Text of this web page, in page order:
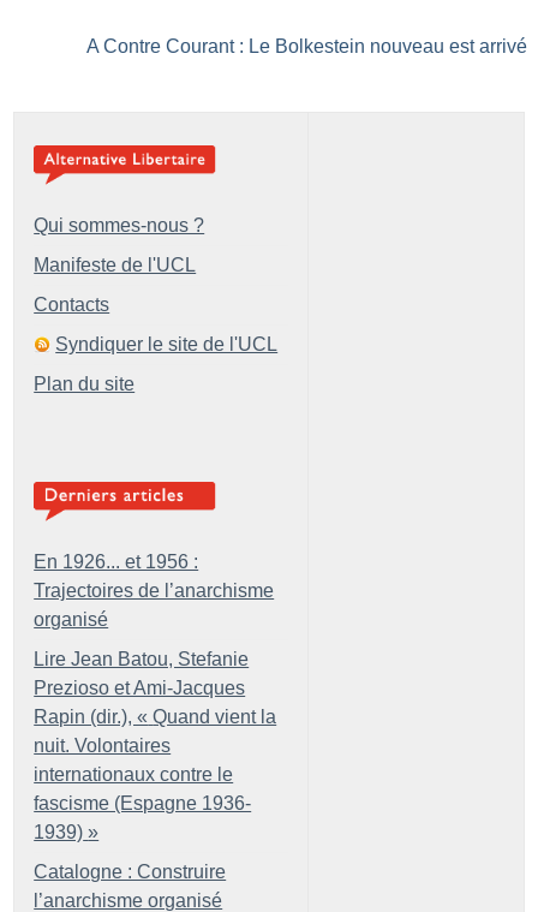
A Contre Courant : Le Bolkestein nouveau est arrivé
Qui sommes-nous ?
Manifeste de l'UCL
Contacts
Syndiquer le site de l'UCL
Plan du site
En 1926... et 1956 :
Trajectoires de l’anarchisme
organisé
Lire Jean Batou, Stefanie
Prezioso et Ami-Jacques
Rapin (dir.), « Quand vient la
nuit. Volontaires
internationaux contre le
fascisme (Espagne 1936-
1939) »
Catalogne : Construire
l’anarchisme organisé